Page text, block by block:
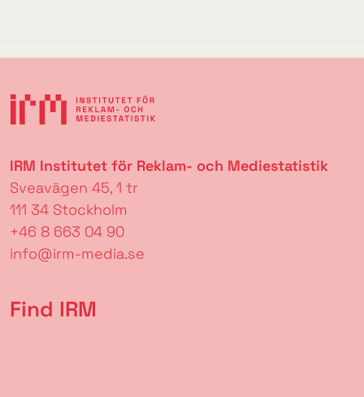
IRM Institutet för Reklam- och Mediestatistik
Sveavägen 45, 1 tr
111 34 Stockholm
+46 8 663 04 90
info@irm-media.se
Find IRM